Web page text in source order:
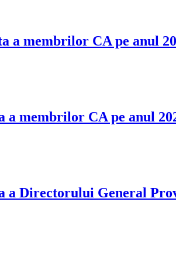
a membrilor CA pe anul
membrilor CA pe anul
Directorului General